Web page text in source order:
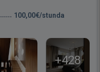
100,00€/stunda
+428